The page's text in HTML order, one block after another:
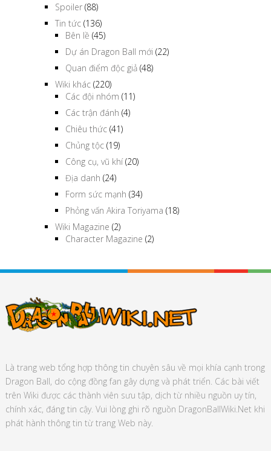
Spoiler (88)
Tin tức (136)
Bên lề (45)
Dự án Dragon Ball mới (22)
Quan điểm độc giả (48)
Wiki khác (220)
Các đội nhóm (11)
Các trận đánh (4)
Chiêu thức (41)
Chủng tộc (19)
Công cụ, vũ khí(20)
Địa danh (24)
Form sức mạnh (34)
Phỏng vấn Akira Toriyama (18)
Wiki Magazine (2)
Character Magazine (2)
Là trang web tổng hợp thông tin chuyên sâu về mọi khía cạnh trong
Dragon Ball, do cộng đồng fan gây dựng và phát triển. Các bài viết
trên Wiki được các thành viên sưu tập, dịch từ nhiều nguồn uy tín,
chính xác, đáng tin cậy. Vui lòng ghi rõ nguồn DragonBallWiki.Net khi
phát hành thông tin từ trang Web này.